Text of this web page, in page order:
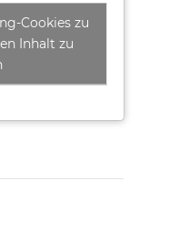
Cookies zu
Inhalt zu